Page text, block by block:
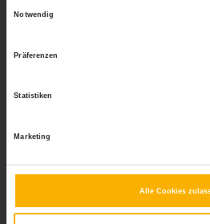
Notwendig
Präferenzen
Statistiken
Marketing
Alle Cookies
Das Portal personal-
allgemeine Informationsplattform
Rechtsberatung handeln würde.
Rechtsfrage haben sollten,
Rechtsanwalt oder an die
Weitere Relevante Beiträge
Thema
Mitarbeitergespräche – ein
guter Personalführung